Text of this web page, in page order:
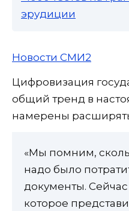
эрудиции
Новости СМИ2
Цифровизация
общий тренд в
намерены
«Мы помним,
надо было
документы.
которое